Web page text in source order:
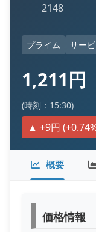
2148
プライム サー
1,211円
(時刻：15:30)
▲ +9円
概要
価格情報